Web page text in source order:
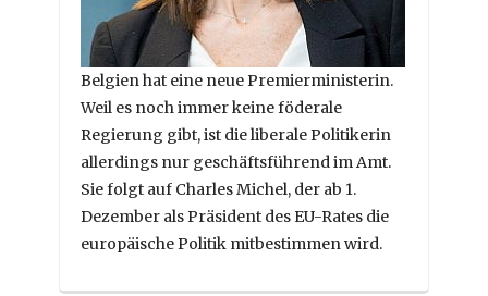
Belgien hat eine neue Premierministerin.
Weil es noch immer keine föderale
Regierung gibt, ist die liberale Politikerin
allerdings nur geschäftsführend im Amt.
Sie folgt auf Charles Michel, der ab 1.
Dezember als Präsident des EU-Rates die
europäische Politik mitbestimmen wird.